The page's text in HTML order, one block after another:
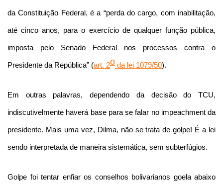
da Constituição Federal, é a “perda do cargo, com inabilitação,
até cinco anos, para o exercício de qualquer função pública,
imposta pelo Senado Federal nos processos contra o
Presidente da República” (art. 2o da lei 1079/50).
Em outras palavras, dependendo da decisão do TCU,
indiscutivelmente haverá base para se falar no impeachment da
presidente. Mais uma vez, Dilma, não se trata de golpe! É a lei
sendo interpretada de maneira sistemática, sem subterfúgios.
Golpe foi tentar enfiar os conselhos bolivarianos goela abaixo